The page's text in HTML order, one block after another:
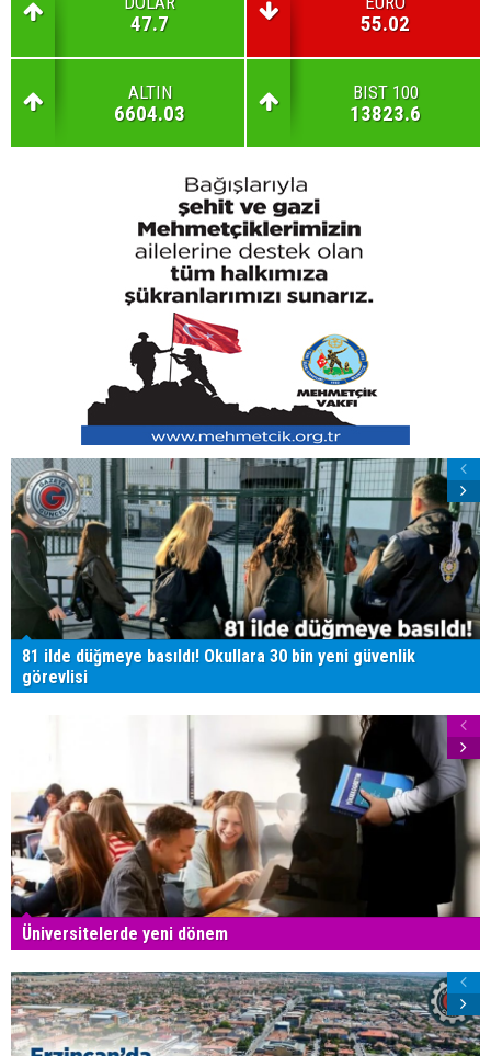
47.7 55.02
ALTIN
6604.03
BIST 100
13823.6
81 ilde düğmeye basıldı! Okullara 30 bin yeni güvenlik
görevlisi
Üniversitelerde yeni dönem